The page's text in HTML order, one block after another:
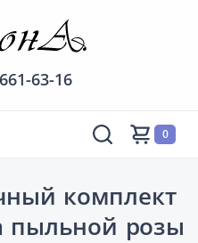
63-16
0
комплект
пыльной розы